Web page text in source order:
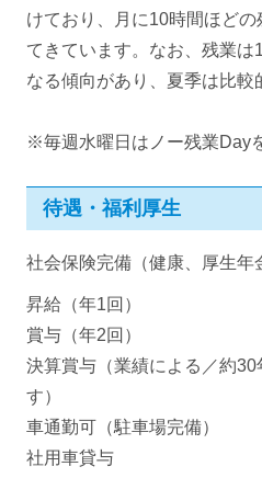
けており、月に10時間ほど
てきています。なお、残業は
なる傾向があり、夏季は比較
※毎週水曜日はノー残業Day
待遇・福利厚生
社会保険完備（健康、厚生年
昇給（年1回）
賞与（年2回）
決算賞与（業績による／約30
す）
車通勤可（駐車場完備）
社用車貸与